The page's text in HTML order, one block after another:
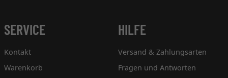
SERVICE
Kontakt
Warenkorb
HILFE
Versand & Zahlungsarten
Fragen und Antworten